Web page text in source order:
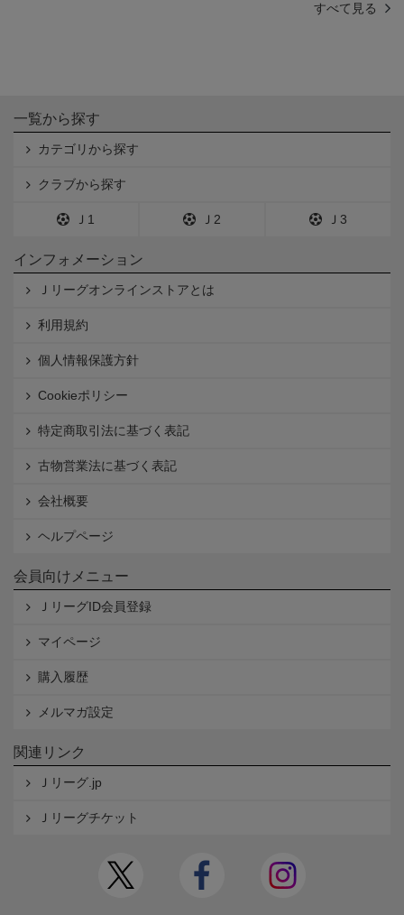
すべて見る
一覧から探す
カテゴリから探す
クラブから探す
Ｊ1 Ｊ2 Ｊ3
インフォメーション
Ｊリーグオンラインストアとは
利用規約
個人情報保護方針
Cookieポリシー
特定商取引法に基づく表記
古物営業法に基づく表記
会社概要
ヘルプページ
会員向けメニュー
ＪリーグID会員登録
マイページ
購入履歴
メルマガ設定
関連リンク
Ｊリーグ.jp
Ｊリーグチケット